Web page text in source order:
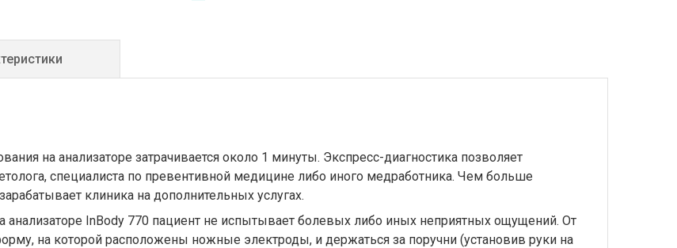
на анализаторе затрачивается около 1 минуты. Экспресс-диагностика позволяет
специалиста по превентивной медицине либо иного медработника. Чем больше
клиника на дополнительных услугах.
анализаторе InBody 770 пациент не испытывает болевых либо иных неприятных ощущений. От
на которой расположены ножные электроды, и держаться за поручни (установив руки на